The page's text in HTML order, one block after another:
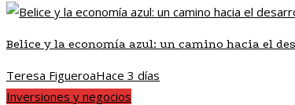
Belice y la economía azul: un camino hacia el
Teresa FigueroaHace 3 días
Inversiones y negocios